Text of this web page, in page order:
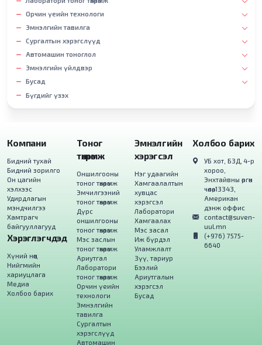
Орчин үеийн технологи
Эмнэлгийн тавилга
Сургалтын хэрэгслүүд
Автомашин тоноглол
Эмнэлгийн үйлдвэр
Бусад
Бүгдийг үзэх
Компани
Бидний тухай
Бидний зорилго
Он цагийн
хэлхээс
Удирдлагын
мэндчилгээ
Хамтрагч
байгууллагууд
Хэрэглэгчдэд
Хүний нөөц
Нийгмийн
хариуцлага
Медиа
Холбоо барих
Тоног
төхөөрөмж
Оншилгооны
тоног төхөөрөмж
Эмчилгээний
тоног төхөөрөмж
Дүрс
оншилгооны
тоног төхөөрөмж
Мэс заслын
тоног төхөөрөмж
Ариутгал
Лаборатори
тоног төхөөрөмж
Орчин үеийн
технологи
Эмнэлгийн
тавилга
Сургалтын
хэрэгслүүд
Автомашин
Эмнэлгийн
хэрэгсэл
Нэг удаагийн
Хамгаалалтын
хувцас
хэрэгсэл
Лаборатори
Хамгаалах
Мэс засал
Иж бүрдэл
Уламжлалт
Зүү, тариур
Бээлий
Ариутгалын
хэрэгсэл
Бусад
Холбоо барих
УБ хот, БЗД, 4-р
хороо,
Энхтайвны өргөн
чөлөө, 13343,
Американ
дэнж оффис
contact@suven-
uul.mn
(+976) 7575-
6640